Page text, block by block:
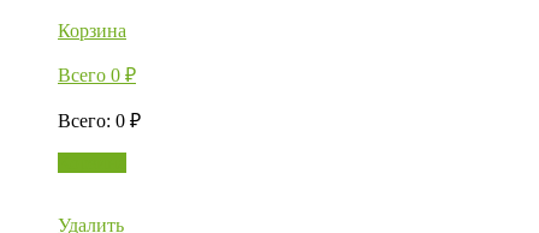
Корзина
Всего 0 ₽
Всего: 0 ₽
Удалить